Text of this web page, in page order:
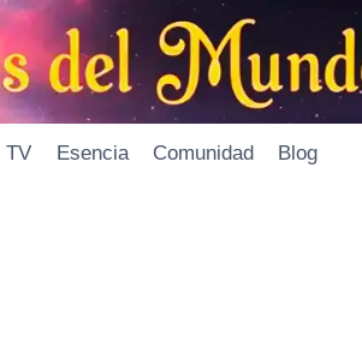
TV Esencia Comunidad Blog